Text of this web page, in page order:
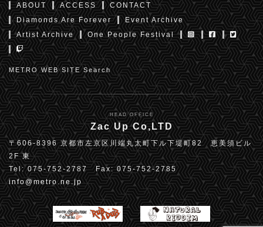
ABOUT
ACCESS
CONTACT
Diamonds Are Forever
Event Archive
Artist Archive
One People Festival
METRO WEB SITE Search
HEAD OFFICE
Zac Up Co,LTD
〒606-8396 京都市左京区川端丸太町下ル下堤町82 恵美須ビル
2F 東
Tel: 075-752-2787 Fax: 075-752-2785
info@metro.ne.jp